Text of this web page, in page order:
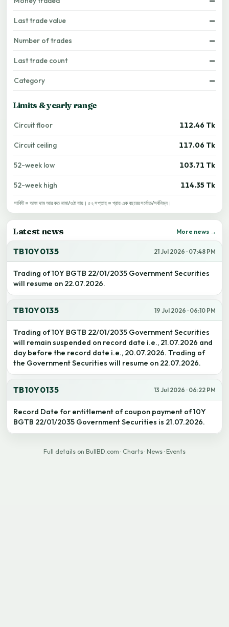
Last trade value —
Number of trades —
Last trade count —
Category —
Limits & yearly range
Circuit floor 112.46 Tk
Circuit ceiling 117.06 Tk
52-week low 103.71 Tk
52-week high 114.35 Tk
সার্কিট = আজ দাম আর কত নামা/ওঠা যায়। ৫২ সপ্তাহ = প্রায় এক বছরের সর্বোচ্চ/সর্বনিম্ন।
Latest news More news →
TB10Y0135 21 Jul 2026 · 07:48 PM
Trading of 10Y BGTB 22/01/2035 Government Securities
will resume on 22.07.2026.
TB10Y0135 19 Jul 2026 · 06:10 PM
Trading of 10Y BGTB 22/01/2035 Government Securities
will remain suspended on record date i.e., 21.07.2026 and
day before the record date i.e., 20.07.2026. Trading of
the Government Securities will resume on 22.07.2026.
TB10Y0135 13 Jul 2026 · 06:22 PM
Record Date for entitlement of coupon payment of 10Y
BGTB 22/01/2035 Government Securities is 21.07.2026.
Full details on BullBD.com · Charts · News · Events